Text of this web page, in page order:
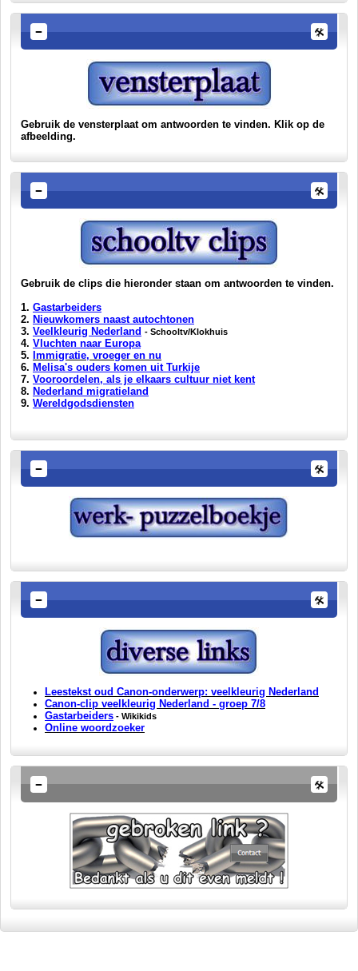
Gebruik de vensterplaat om antwoorden te vinden. Klik op de
afbeelding.
Gebruik de clips die hieronder staan om antwoorden te vinden.
1. Gastarbeiders
2. Nieuwkomers naast autochtonen
3. Veelkleurig Nederland - Schooltv/Klokhuis
4. Vluchten naar Europa
5. Immigratie, vroeger en nu
6. Melisa's ouders komen uit Turkije
7. Vooroordelen, als je elkaars cultuur niet kent
8. Nederland migratieland
9. Wereldgodsdiensten
Leestekst oud Canon-onderwerp: veelkleurig Nederland
Canon-clip veelkleurig Nederland - groep 7/8
Gastarbeiders - Wikikids
Online woordzoeker